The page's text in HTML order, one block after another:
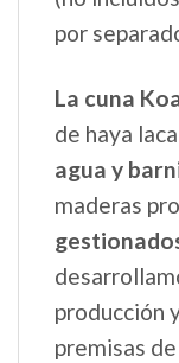
por
La cuna
de haya
agua y
maderas
producción
premisas